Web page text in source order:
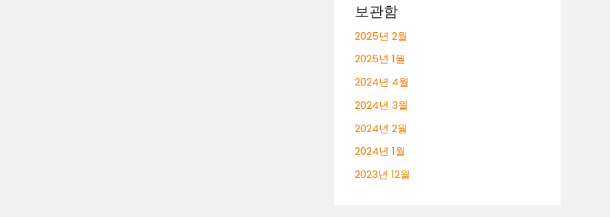
보관함
2025년 2월
2025년 1월
2024년 4월
2024년 3월
2024년 2월
2024년 1월
2023년 12월